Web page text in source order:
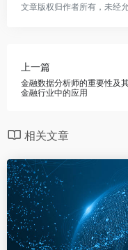
文章版权归作者所有，未经
上一篇
金融数据分析师的重要性及
金融行业中的应用
相关文章